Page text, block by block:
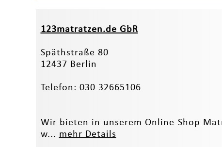
123matratzen.de GbR
Späthstraße 80
12437 Berlin
Telefon: 030 32665106
Wir bieten in unserem Online-Shop
w... mehr Details